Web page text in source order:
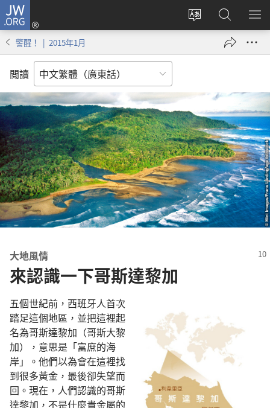
JW.ORG
更
言
登
錄
（開
窗）
搜
尋
JW.ORG
顯
警醒！ | 2015年1月
閲讀
大地風情
來認識一下哥斯達黎加
五個世紀前，西班牙人首次
踏足這個地區，並把這裡起
名為哥斯達黎加（哥斯大黎
加），意思是「富庶的海
岸」。他們以為會在這裡找
到很多黃金，最後卻失望而
回。現在，人們認識的哥斯
達黎加，不是什麼貴金屬的